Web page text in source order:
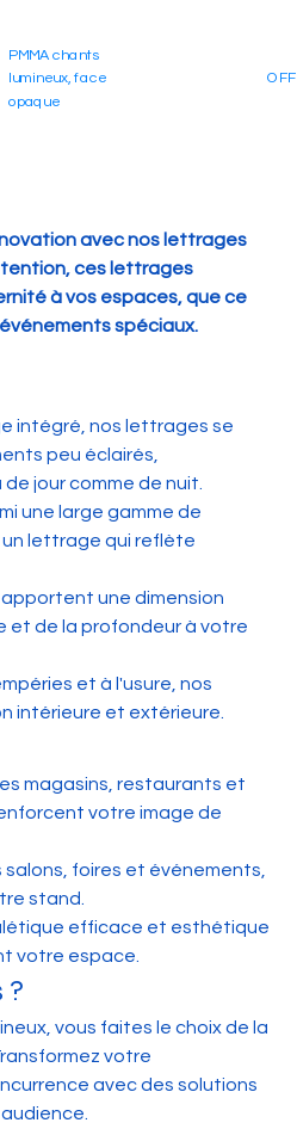
avec nos lettrages
ces lettrages
à vos espaces, que ce
spéciaux.
intégré, nos lettrages se
peu éclairés,
jour comme de nuit.
une large gamme de
lettrage qui reflète
une dimension
et de la profondeur à votre
et à l'usure, nos
intérieure et extérieure.
magasins, restaurants et
votre image de
salons, foires et événements,
stand.
efficace et esthétique
votre espace.
?
vous faites le choix de la
votre
avec des solutions
PMMA chants
lumineux, face
opaque
OFF
PMMA chants
lumineux, face
opaque
ON